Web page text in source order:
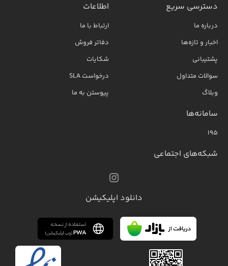
دسترسی سریع
درباره ما
اخبار و تازه‌ها
پشتیبانی
سوالات متداول
وبلاگ
اطلاعات
ارتباط با ما
دفاتر فروش
شکایات
درخواست SLA
پیوستن به ما
سامانه‌ها
۱۹۵
شبکه‌های اجتماعی
دانلود اپلیکیشن